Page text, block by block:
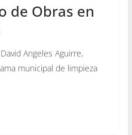
de Obras en
Angeles Aguirre,
municipal de limpieza